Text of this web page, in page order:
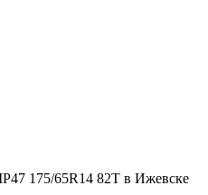
175/65R14 82T в Ижевске